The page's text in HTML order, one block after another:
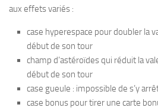
aux effets variés :
case hyperespace pour doubler la
début de son tour
champ d’astéroïdes qui réduit la
début de son tour
case gueule : impossible de s’y
case bonus pour tirer une carte